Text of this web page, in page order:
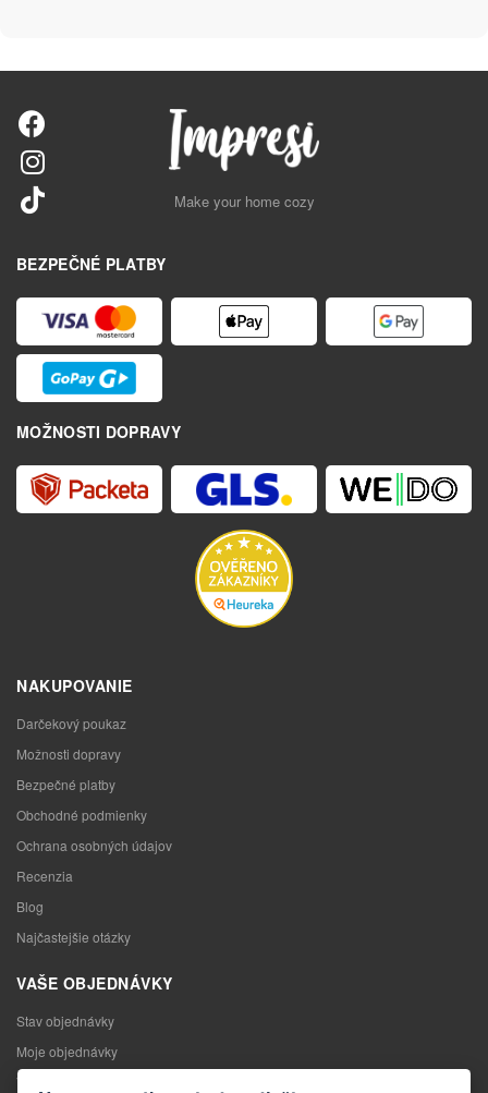
Make your home cozy
BEZPEČNÉ PLATBY
MOŽNOSTI DOPRAVY
NAKUPOVANIE
Darčekový poukaz
Možnosti dopravy
Bezpečné platby
Obchodné podmienky
Ochrana osobných údajov
Recenzia
Blog
Najčastejšie otázky
VAŠE OBJEDNÁVKY
Stav objednávky
Moje objednávky
Výmena tovaru